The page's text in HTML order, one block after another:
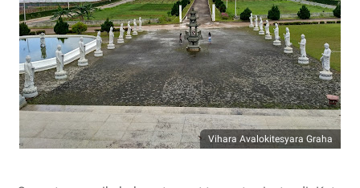
Vihara Avalokitesyara Graha